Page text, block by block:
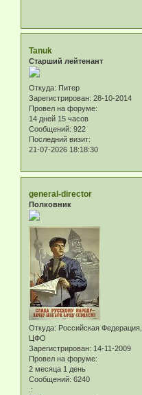
Tanuk
Старший лейтенант
Откуда: Питер
Зарегистрирован: 28-10-2014
Провел на форуме:
14 дней 15 часов
Сообщений: 922
Последний визит:
21-07-2026 18:18:30
general-director
Полковник
Откуда: Российская Федерация,
ЦФО
Зарегистрирован: 14-11-2009
Провел на форуме:
2 месяца 1 день
Сообщений: 6240
.: